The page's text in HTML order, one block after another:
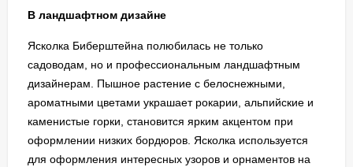
В ландшафтном дизайне
Ясколка Биберштейна полюбилась не только
садоводам, но и профессиональным ландшафтным
дизайнерам. Пышное растение с белоснежными,
ароматными цветами украшает рокарии, альпийские и
каменистые горки, становится ярким акцентом при
оформлении низких бордюров. Ясколка используется
для оформления интересных узоров и орнаментов на